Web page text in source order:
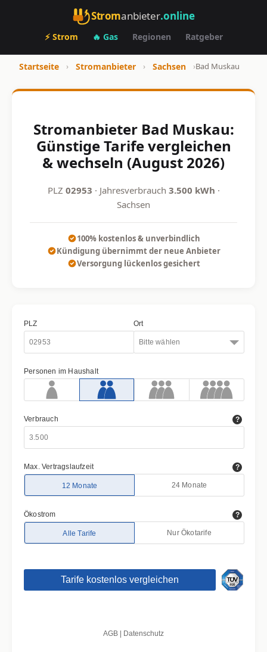
Stromanbieter.online
⚡ Strom 🔥 Gas Regionen Ratgeber
Startseite › Stromanbieter › Sachsen ›Bad Muskau
Stromanbieter Bad Muskau:
Günstige Tarife vergleichen
& wechseln (August 2026)
PLZ 02953 · Jahresverbrauch 3.500 kWh ·
Sachsen
100% kostenlos & unverbindlich
Kündigung übernimmt der neue Anbieter
Versorgung lückenlos gesichert